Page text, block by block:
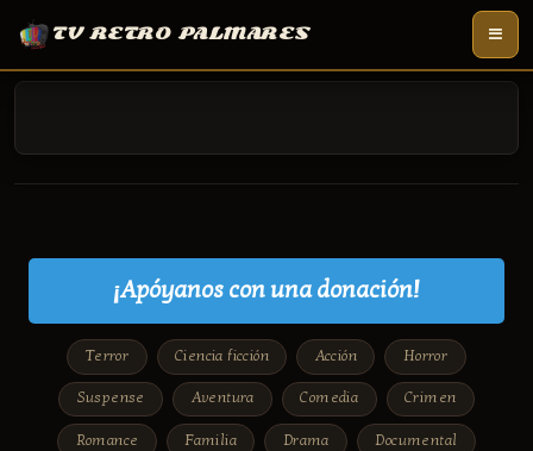
TV RETRO PALMARES
¡Apóyanos con una donación!
Terror Ciencia ficción Acción Horror
Suspense Aventura Comedia Crimen
Romance Familia Drama Documental